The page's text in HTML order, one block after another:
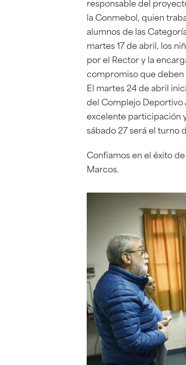
responsable del
la Conmebol, quien
alumnos de las
martes 17 de abril, los
por el Rector y la
compromiso que deben
El martes 24 de abril
del Complejo Deportivo
excelente participación
sábado 27 será el turno
Confiamos en el éxito
Marcos.